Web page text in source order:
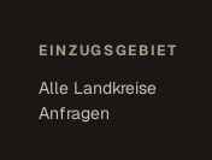
EINZUGSGEBIET
Alle Landkreise
Anfragen